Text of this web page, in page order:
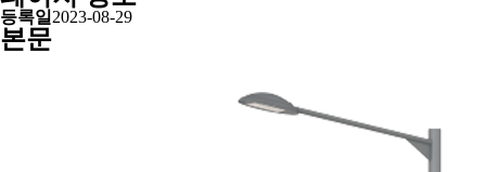
등록일 2023-08-29
본문